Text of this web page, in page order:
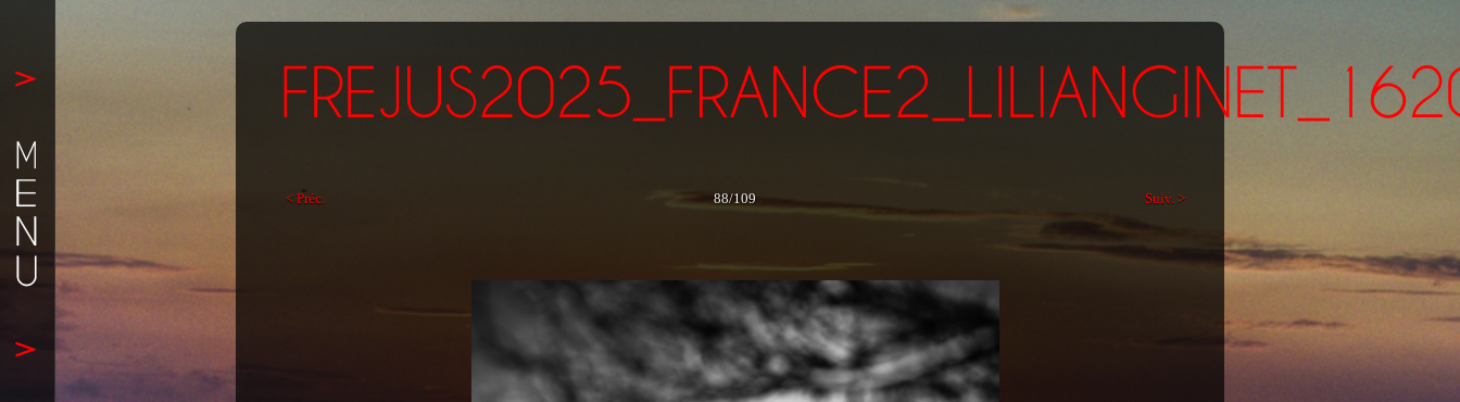
< Préc. 88/109 Suiv. >